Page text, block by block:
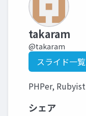
takaram
@takaram
スライド一覧
PHPer, Rubyist
シェア